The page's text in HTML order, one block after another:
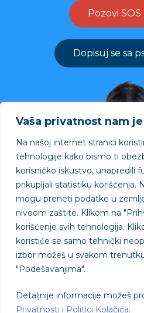
Vaša privatnost nam
Na našoj internet stranici
tehnologije kako bismo ti
korisničko iskustvo, unapredili
prikupljali statistiku korišćenja.
mogu preneti podatke u
nivoom zaštite. Klikom na "
korišćenje svih tehnologija.
koristiće se samo tehnički
izbor možeš u svakom
"Podešavanjima".
Detaljnije informacije možeš
Privatnosti i Politici Kolačića.
Pozovi
Dopisuj se sa
Projekat